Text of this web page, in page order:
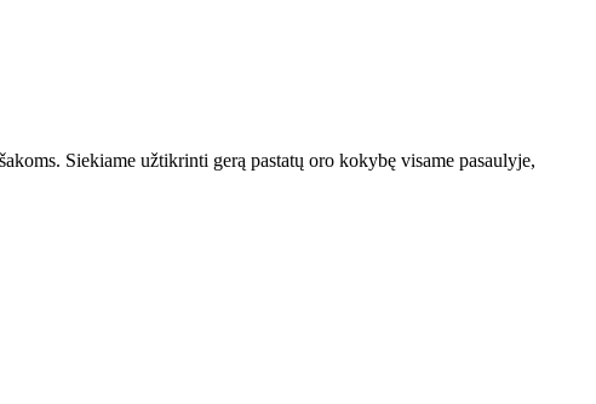
Siekiame užtikrinti gerą pastatų oro kokybę visame pasaulyje,